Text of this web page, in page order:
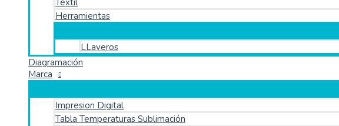
Textil
Herramientas
LLaveros
Diagramación
Marca
Impresion Digital
Tabla Temperaturas Sublimación